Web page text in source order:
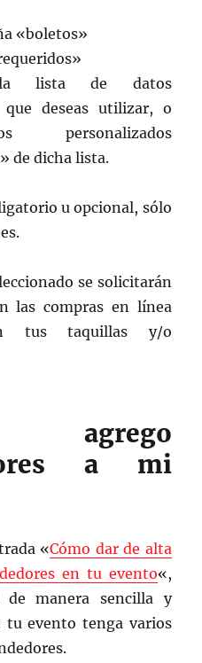
«boletos»
la lista de datos
que deseas utilizar, o
personalizados
de dicha lista.
u opcional, sólo
se solicitarán
las compras en línea
tus taquillas y/o
agrego
a mi
«Cómo dar de alta
en tu evento«,
de manera sencilla y
tu evento tenga varios